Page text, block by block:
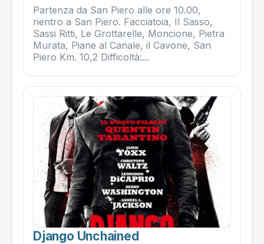
Partenza da San Piero alle ore 10.00,
rientro a San Piero. Facciatoia, Il Sasso,
Sassi Ritti, Le Grottarelle, Moncione, Pietra
Murata, Piane al Canale, il Cavone, San
Piero Km. 10,2 Difficoltà:...
Django Unchained